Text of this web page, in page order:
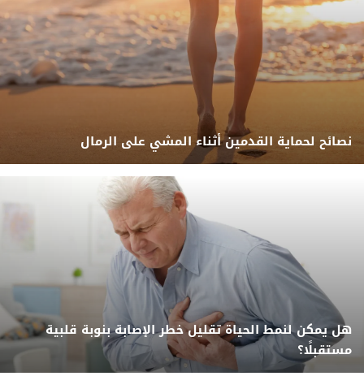
نصائح لحماية القدمين أثناء المشي على الرمال
هل يمكن لنمط الحياة تقليل خطر الإصابة بنوبة قلبية
مستقبلًا؟